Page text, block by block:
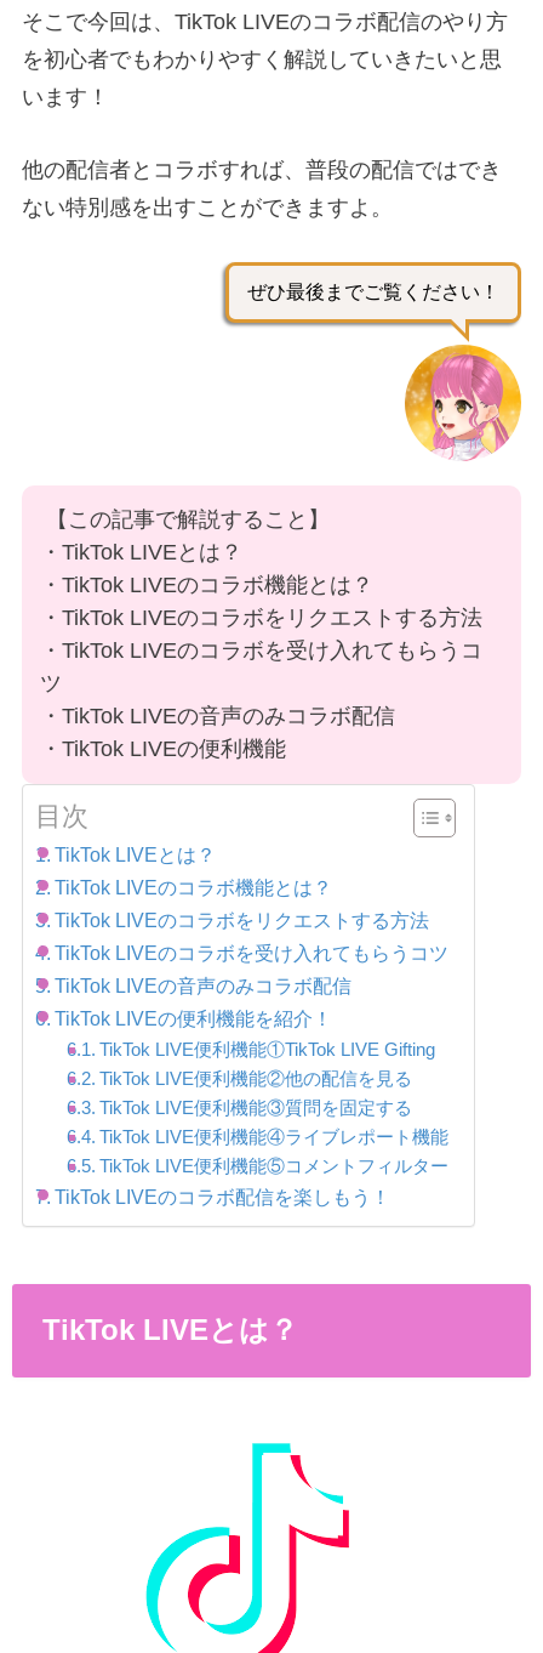
そこで今回は、TikTok LIVEのコラボ配信のやり方
を初心者でもわかりやすく解説していきたいと思
います！
他の配信者とコラボすれば、普段の配信ではでき
ない特別感を出すことができますよ。
ぜひ最後までご覧ください！
【この記事で解説すること】
・TikTok LIVEとは？
・TikTok LIVEのコラボ機能とは？
・TikTok LIVEのコラボをリクエストする方法
・TikTok LIVEのコラボを受け入れてもらうコ
ツ
・TikTok LIVEの音声のみコラボ配信
・TikTok LIVEの便利機能
目次
TikTok LIVEとは？
TikTok LIVEのコラボ機能とは？
TikTok LIVEのコラボをリクエストする方法
TikTok LIVEのコラボを受け入れてもらうコツ
TikTok LIVEの音声のみコラボ配信
TikTok LIVEの便利機能を紹介！
TikTok LIVE便利機能①TikTok LIVE Gifting
TikTok LIVE便利機能②他の配信を見る
TikTok LIVE便利機能③質問を固定する
TikTok LIVE便利機能④ライブレポート機能
TikTok LIVE便利機能⑤コメントフィルター
TikTok LIVEのコラボ配信を楽しもう！
TikTok LIVEとは？